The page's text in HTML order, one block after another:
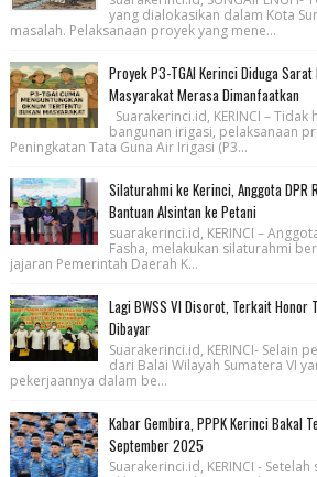
yang dialokasikan dalam Kota
masalah. Pelaksanaan proyek yang mene...
Proyek P3-TGAI Kerinci Diduga Sarat
Masyarakat Merasa Dimanfaatkan
Suarakerinci.id, KERINCI –
bangunan irigasi, pelaksanaan
Peningkatan Tata Guna Air Irigasi (P3...
Silaturahmi ke Kerinci, Anggota DPR
Bantuan Alsintan ke Petani
suarakerinci.id, KERINCI –
Fasha, melakukan silaturahmi
jajaran Pemerintah Daerah K...
Lagi BWSS VI Disorot, Terkait Honor
Dibayar
Suarakerinci.id, KERINCI- Selain
dari Balai Wilayah Sumatera VI
pekerjaannya dalam be...
Kabar Gembira, PPPK Kerinci Bakal
September 2025
Suarakerinci.id, KERINCI -